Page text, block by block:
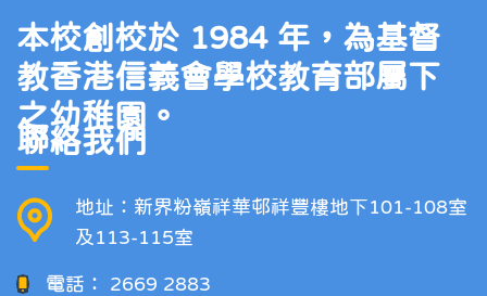
本校創校於 1984 年，為基督
教香港信義會學校教育部屬下
之幼稚園。
聯絡我們
地址：新界粉嶺祥華邨祥豐樓地下101-108室
及113-115室
電話： 2669 2883